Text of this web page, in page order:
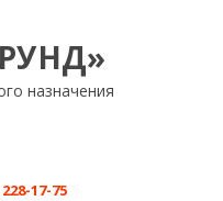
назначения
17-75